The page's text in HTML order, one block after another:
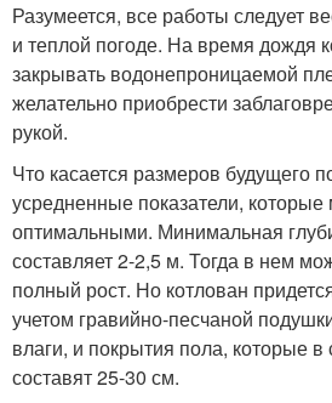
Разумеется, все работы следует
и теплой погоде. На время дождя
закрывать водонепроницаемой
желательно приобрести
рукой.
Что касается размеров будущего
усредненные показатели, которые
оптимальными. Минимальная
составляет 2-2,5 м. Тогда в нем
полный рост. Но котлован
учетом гравийно-песчаной
влаги, и покрытия пола, которые в
составят 25-30 см.